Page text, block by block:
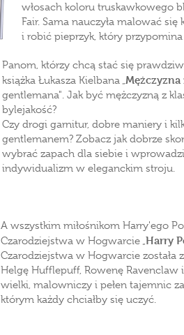
włosach koloru truskawkowego
Fair. Sama nauczyła malować
i robić pieprzyk, który
Panom, którzy chcą stać się
książka Łukasza Kielbana „Mężczyzna
gentlemana". Jak być mężczyzną z
bylejakość?
Czy drogi garnitur, dobre maniery i
gentlemanem? Zobacz jak dobrze
wybrać zapach dla siebie i
indywidualizm w eleganckim stroju.
A wszystkim miłośnikom Harry'ego
Czarodziejstwa w Hogwarcie „Harry
Czarodziejstwa w Hogwarcie została
Helgę Hufflepuff, Rowenę Ravenclaw
wielki, malowniczy i pełen tajemnic
którym każdy chciałby się uczyć.